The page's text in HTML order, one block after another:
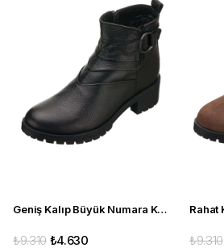
Geniş Kalıp Büyük Numara Kadın Bot YSM26 Siyah
₺4.630
₺9.310 ₺9.310